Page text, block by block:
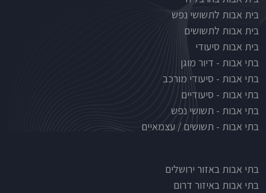
בית אבות לתשושי נפש
בית אבות לתשושים
בית אבות סיעודי
בתי אבות - דיור מוגן
בתי אבות - סיעודי מורכב
בתי אבות - סיעודיים
בתי אבות - תשושי נפש
בתי אבות - תשושים / עצמאיים
בתי אבות לפי אזורים
בתי אבות באזור ירושלים
בתי אבות באיזור דרום